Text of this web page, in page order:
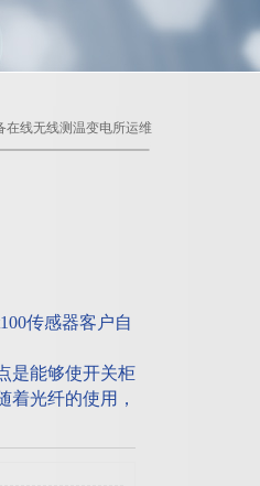
在线无线测温变电所运维
传感器客户自
是能够使开关柜
着光纤的使用，